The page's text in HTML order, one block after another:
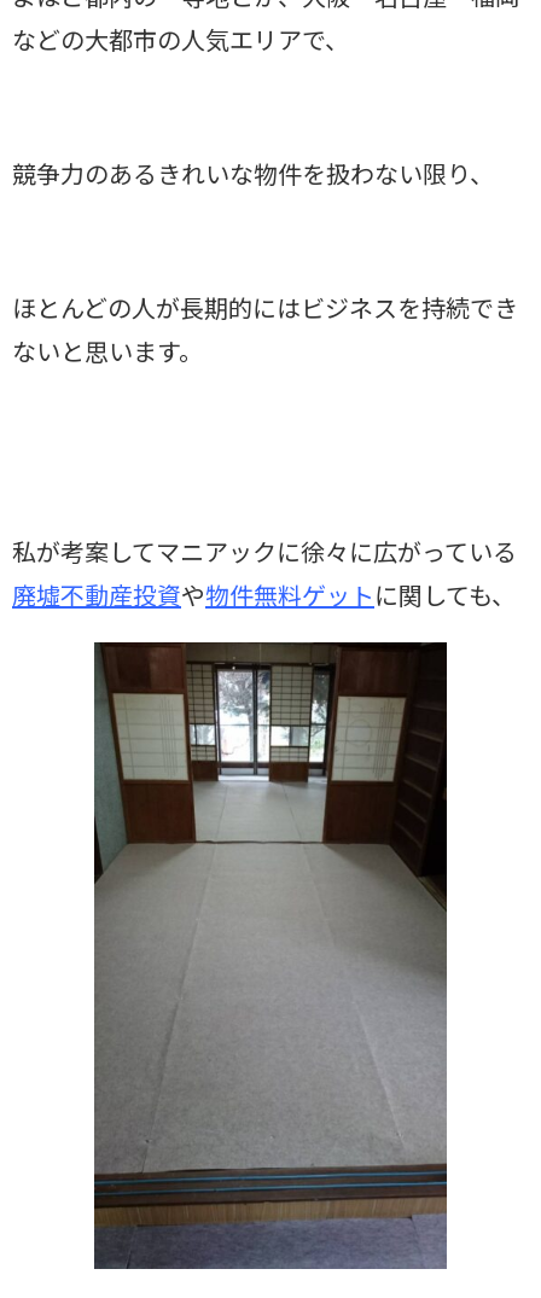
などの大都市の人気エリアで、
競争力のあるきれいな物件を扱わない限り、
ほとんどの人が長期的にはビジネスを持続でき
ないと思います。
私が考案してマニアックに徐々に広がっている
廃墟不動産投資や物件無料ゲット に関しても、